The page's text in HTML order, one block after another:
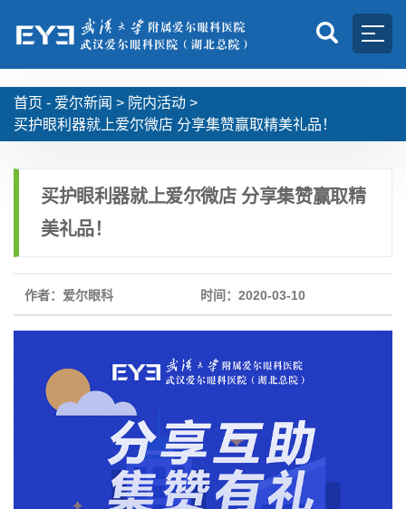
首页 - 爱尔新闻 > 院内活动 >
买护眼利器就上爱尔微店 分享集赞赢取精美礼品！
买护眼利器就上爱尔微店 分享集赞赢取精
美礼品！
作者：爱尔眼科 时间：2020-03-10